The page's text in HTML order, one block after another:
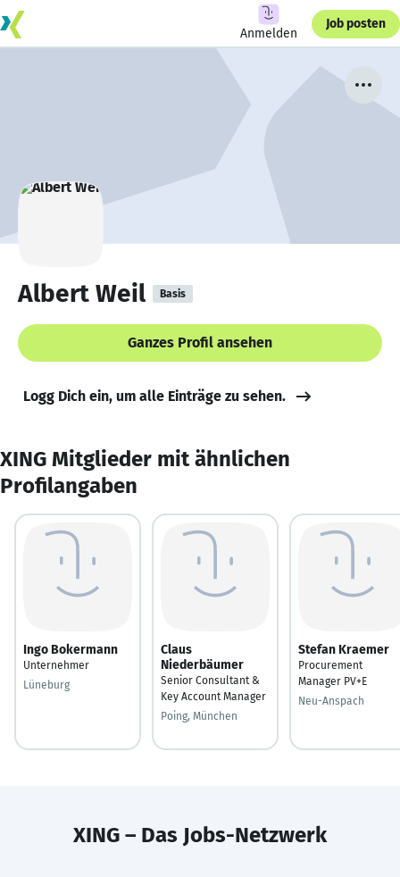
Anmelden
Job posten
Albert Weil Basis
Ganzes Profil ansehen
Logg Dich ein, um alle Einträge zu sehen.
XING Mitglieder mit ähnlichen
Profilangaben
Ingo Bokermann
Unternehmer
Lüneburg
Claus
Niederbäumer
Senior Consultant &
Key Account Manager
Poing, München
Stefan Kraemer
Procurement
Manager PV+E
Neu-Anspach
XING – Das Jobs-Netzwerk